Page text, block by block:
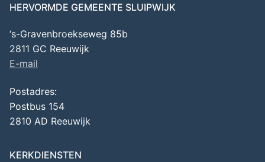
HERVORMDE GEMEENTE SLUIPWIJK
‘s-Gravenbroekseweg 85b
2811 GC Reeuwijk
E-mail
Postadres:
Postbus 154
2810 AD Reeuwijk
KERKDIENSTEN